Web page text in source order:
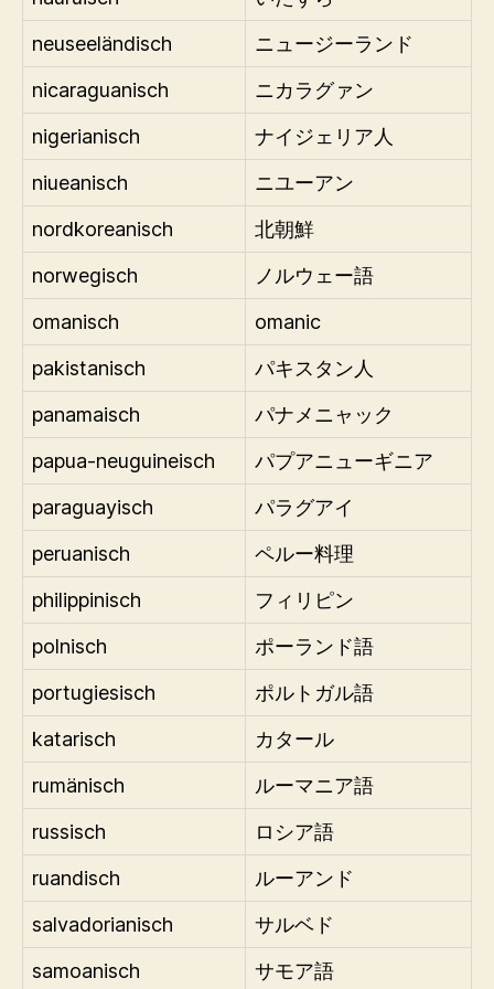
neuseeländisch
ニュージーランド
nicaraguanisch
ニカラグァン
nigerianisch
ナイジェリア人
niueanisch
ニユーアン
nordkoreanisch
北朝鮮
norwegisch
ノルウェー語
omanisch
omanic
pakistanisch
パキスタン人
panamaisch
パナメニャック
papua-neuguineisch
パプアニューギニア
paraguayisch
パラグアイ
peruanisch
ペルー料理
philippinisch
フィリピン
polnisch
ポーランド語
portugiesisch
ポルトガル語
katarisch
カタール
rumänisch
ルーマニア語
russisch
ロシア語
ruandisch
ルーアンド
salvadorianisch
サルベド
samoanisch
サモア語